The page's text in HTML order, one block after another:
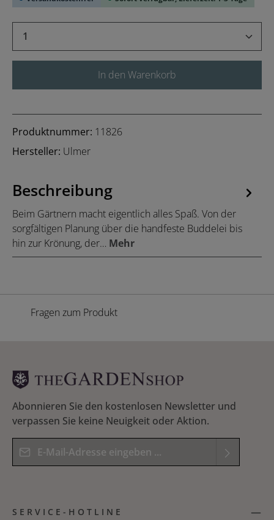
Produkt Anzahl: Gib den gewünschten
In den Warenkorb
Produktnummer: 11826
Hersteller: Ulmer
Beschreibung
Beim Gärtnern macht eigentlich alles Spaß. Von der
sorgfältigen Planung über die handfeste Buddelei bis
hin zur Krönung, der… Mehr
Fragen zum Produkt
Abonnieren Sie den kostenlosen Newsletter und
verpassen Sie keine Neuigkeit oder Aktion.
E-Mail-Adresse*
Kenntnis genommen und die
Bitte geben Sie das Ergebnis der Gleichung in das
SERVICE-HOTLINE